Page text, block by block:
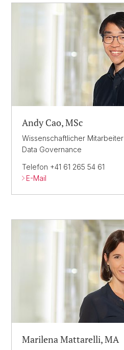
Andy Cao, MSc
Wissenschaftlicher Mitarbeiter
Data Governance
Telefon +41 61 265 54 61
E-Mail
Marilena Mattarelli, MA